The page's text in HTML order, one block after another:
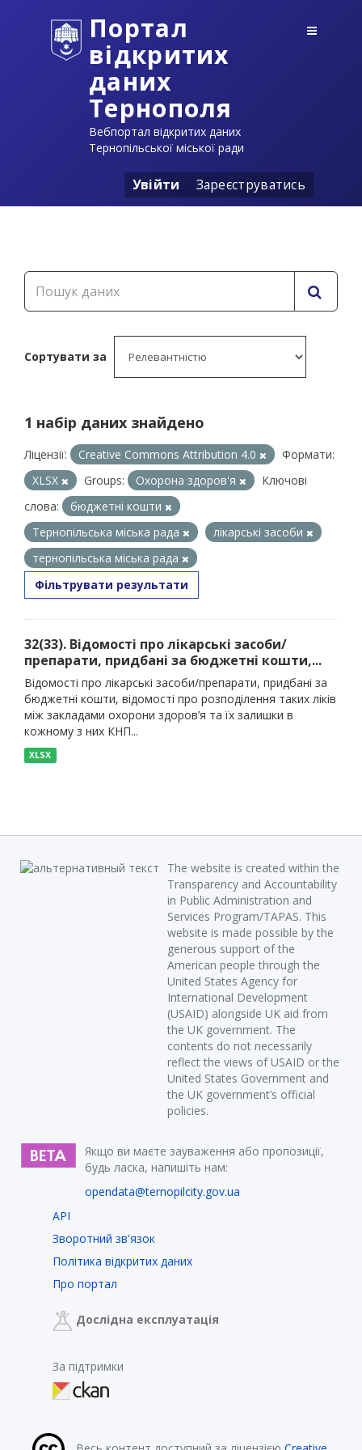
Портал
відкритих
даних
Тернополя
Вебпортал відкритих даних
Тернопільської міської ради
Увійти Зареєструватись
Сортувати за
1 набір даних знайдено
Ліцензії: Creative Commons Attribution 4.0
Формати:
XLSX
Groups: Охорона здоров'я
Ключові
слова:
бюджетні кошти
Тернопільська міська рада
лікарські засоби
тернопільська міська рада
Фільтрувати результати
32(33). Відомості про лікарські засоби/
препарати, придбані за бюджетні кошти,...
Відомості про лікарські засоби/препарати, придбані за
бюджетні кошти, відомості про розподілення таких ліків
між закладами охорони здоров’я та їх залишки в
кожному з них КНП...
XLSX
The website is created within the
Transparency and Accountability
in Public Administration and
Services Program/TAPAS. This
website is made possible by the
generous support of the
American people through the
United States Agency for
International Development
(USAID) alongside UK aid from
the UK government. The
contents do not necessarily
reflect the views of USAID or the
United States Government and
the UK government’s official
policies.
Якщо ви маєте зауваження або пропозиції,
будь ласка, напишіть нам:
opendata@ternopilcity.gov.ua
API
Зворотний зв'язок
Політика відкритих даних
Про портал
Дослідна експлуатація
За підтримки